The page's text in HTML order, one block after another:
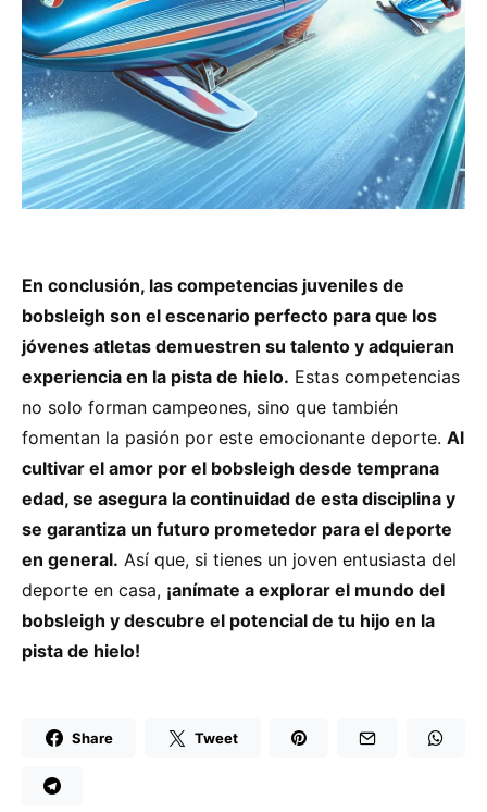
En conclusión, las competencias juveniles de
bobsleigh son el escenario perfecto para que los
jóvenes atletas demuestren su talento y adquieran
experiencia en la pista de hielo. Estas competencias
no solo forman campeones, sino que también
fomentan la pasión por este emocionante deporte. Al
cultivar el amor por el bobsleigh desde temprana
edad, se asegura la continuidad de esta disciplina y
se garantiza un futuro prometedor para el deporte
en general. Así que, si tienes un joven entusiasta del
deporte en casa, ¡anímate a explorar el mundo del
bobsleigh y descubre el potencial de tu hijo en la
pista de hielo!
Share Tweet